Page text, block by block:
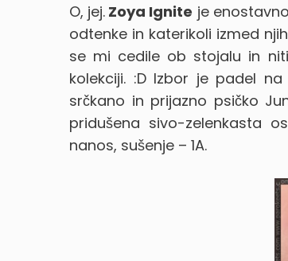
O, jej. Zoya Ignite je
odtenke in katerikoli izmed
se mi cedile ob stojalu in
kolekciji. :D Izbor je padel
srčkano in prijazno psičko
pridušena sivo-zelenkasta
nanos, sušenje – 1A.